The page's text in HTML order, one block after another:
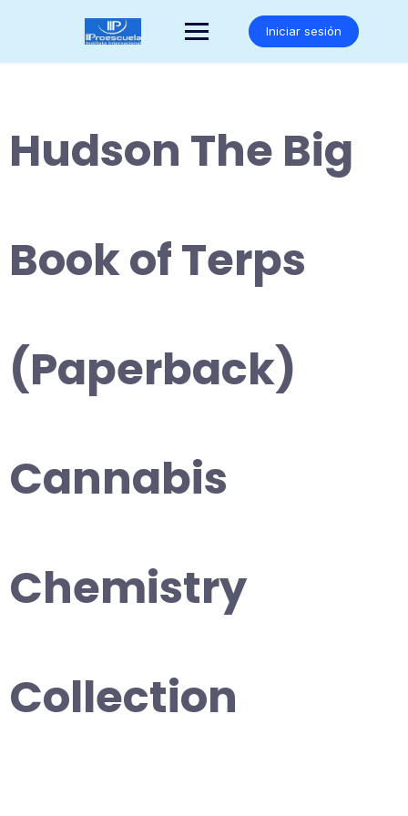
Iniciar sesión
Hudson The Big
Book of Terps
(Paperback)
Cannabis
Chemistry
Collection